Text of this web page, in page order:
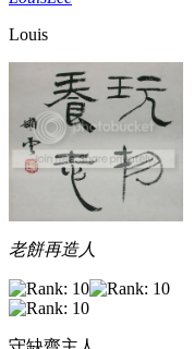
Louis
老餅再造人